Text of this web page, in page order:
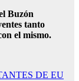
Buzón
tanto
el mismo.
DE EU